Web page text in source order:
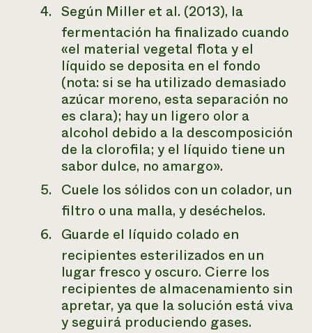
Según Miller et al. (2013), la
fermentación ha finalizado cuando
«el material vegetal flota y el
líquido se deposita en el fondo
(nota: si se ha utilizado demasiado
azúcar moreno, esta separación no
es clara); hay un ligero olor a
alcohol debido a la descomposición
de la clorofila; y el líquido tiene un
sabor dulce, no amargo».
Cuele los sólidos con un colador, un
filtro o una malla, y deséchelos.
Guarde el líquido colado en
recipientes esterilizados en un
lugar fresco y oscuro. Cierre los
recipientes de almacenamiento sin
apretar, ya que la solución está viva
y seguirá produciendo gases.